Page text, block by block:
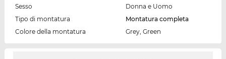
Sesso
Donna e Uomo
Tipo di montatura
Montatura completa
Colore della montatura
Grey, Green